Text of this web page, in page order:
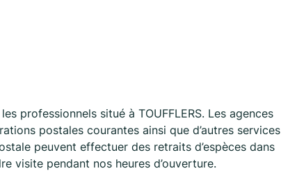
professionnels situé à TOUFFLERS. Les agences
postales courantes ainsi que d’autres services
peuvent effectuer des retraits d’espèces dans
visite pendant nos heures d’ouverture.